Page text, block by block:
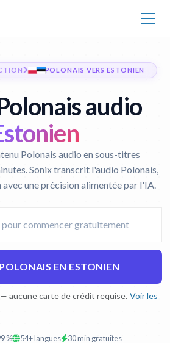
POLONAIS VERS ESTONIEN
audio
Polonais audio en sous-titres
Sonix transcrit l'audio Polonais,
une précision alimentée par l'IA.
EN ESTONIEN
aucune carte de crédit requise. Voir les
% 54+ langues 30 min gratuites